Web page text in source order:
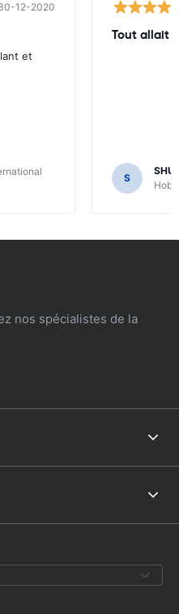
12-2020
et
Tout allait
S
nos spécialistes de la